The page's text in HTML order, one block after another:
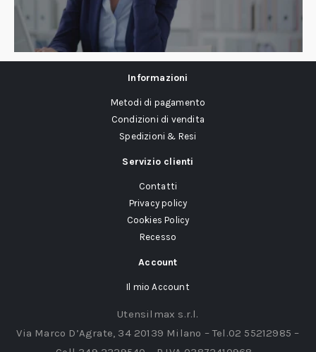
Informazioni
Metodi di pagamento
Condizioni di vendita
Spedizioni & Resi
Servizio clienti
Contatti
Privacy policy
Cookies Policy
Recesso
Account
Il mio Account
Utensilmax s.r.l.
Via Marco D’Agrate, 34 20139 Milano – Tel.02 55212985 –